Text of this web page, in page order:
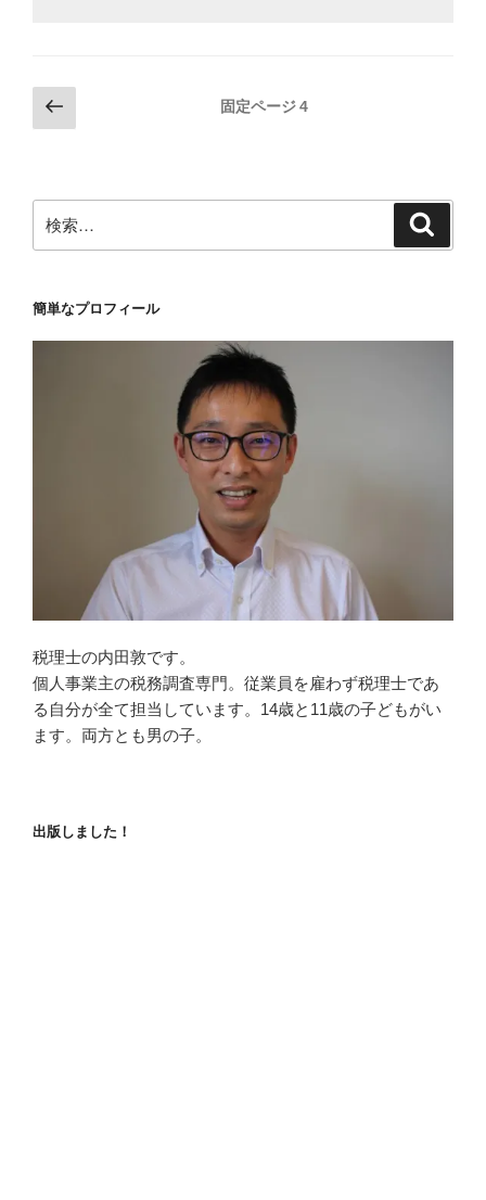
投
稿
ー
ジ
り
前
の
ジ
固定ページ4
索:
簡単なプロフィール
税理士の内田敦です。
個人事業主の税務調査専門。従業員を雇わず税理士であ
る自分が全て担当しています。14歳と11歳の子どもがい
ます。両方とも男の子。
出版しました！